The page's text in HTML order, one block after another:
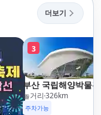
더보기
3
부산 국립해양박물관
놀거리 326km
주차가능